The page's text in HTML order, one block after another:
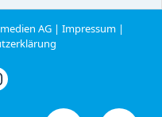
AG |Impressum |